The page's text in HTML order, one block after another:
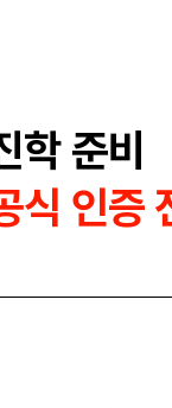
준비
식 인증